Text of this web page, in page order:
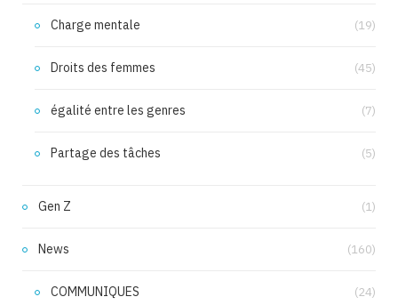
Charge mentale (19)
Droits des femmes (45)
égalité entre les genres (7)
Partage des tâches (5)
Gen Z (1)
News (160)
COMMUNIQUES (24)